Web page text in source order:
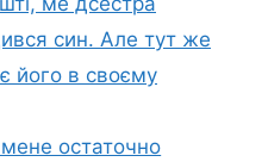
син. Але тут же
його в своєму
остаточно